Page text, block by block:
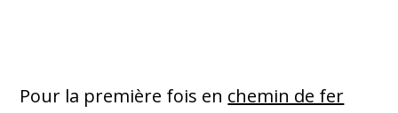
Pour la première fois en chemin de fer